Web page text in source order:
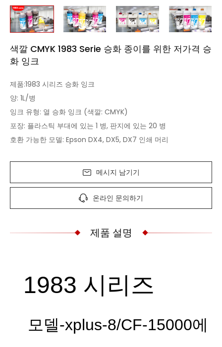
색깔 CMYK 1983 Serie 승화 종이를 위한 저가격 승
화 잉크
제품:1983 시리즈 승화 잉크
양: 1L/병
잉크 유형: 열 승화 잉크 (색깔: CMYK)
포장: 플라스틱 부대에 있는 1 병, 판지에 있는 20 병
호환 가능한 모델: Epson DX4, DX5, DX7 인쇄 머리
메시지 남기기
온라인 문의하기
제품 설명
1983 시리즈
모델-xplus-8/CF-15000에